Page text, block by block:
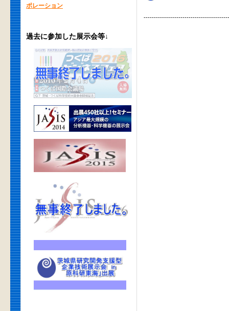
ポレーション
過去に参加した展示会等↓